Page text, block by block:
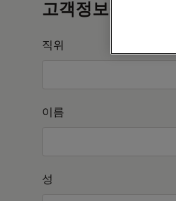
고객정보를 작성
직위
이름
성